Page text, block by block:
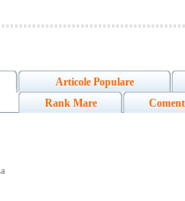
Articole Populare
Rank Mare